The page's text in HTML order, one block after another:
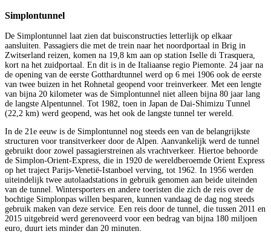
Simplontunnel
De Simplontunnel laat zien dat buisconstructies letterlijk op elkaar
aansluiten. Passagiers die met de trein naar het noordportaal in Brig in
Zwitserland reizen, komen na 19,8 km aan op station Iselle di Trasquera,
kort na het zuidportaal. En dit is in de Italiaanse regio Piemonte. 24 jaar na
de opening van de eerste Gotthardtunnel werd op 6 mei 1906 ook de eerste
van twee buizen in het Rohnetal geopend voor treinverkeer. Met een lengte
van bijna 20 kilometer was de Simplontunnel niet alleen bijna 80 jaar lang
de langste Alpentunnel. Tot 1982, toen in Japan de Dai-Shimizu Tunnel
(22,2 km) werd geopend, was het ook de langste tunnel ter wereld.
In de 21e eeuw is de Simplontunnel nog steeds een van de belangrijkste
structuren voor transitverkeer door de Alpen. Aanvankelijk werd de tunnel
gebruikt door zowel passagierstreinen als vrachtverkeer. Hiertoe behoorde
de Simplon-Orient-Express, die in 1920 de wereldberoemde Orient Express
op het traject Parijs-Venetië-Istanboel verving, tot 1962. In 1956 werden
uiteindelijk twee autolaadstations in gebruik genomen aan beide uiteinden
van de tunnel. Wintersporters en andere toeristen die zich de reis over de
bochtige Simplonpas willen besparen, kunnen vandaag de dag nog steeds
gebruik maken van deze service. Een reis door de tunnel, die tussen 2011 en
2015 uitgebreid werd gerenoveerd voor een bedrag van bijna 180 miljoen
euro, duurt iets minder dan 20 minuten.